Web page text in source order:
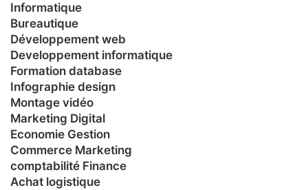
Informatique
Bureautique
Développement web
Developpement informatique
Formation database
Infographie design
Montage vidéo
Marketing Digital
Economie Gestion
Commerce Marketing
comptabilité Finance
Achat logistique